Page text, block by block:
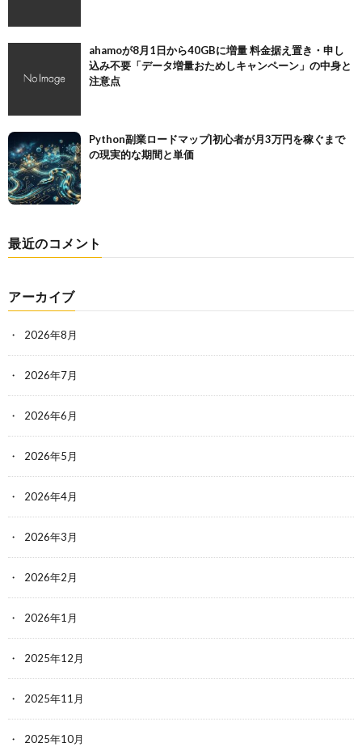
ahamoが8月1日から40GBに増量 料金据え置き・申し
込み不要「データ増量おためしキャンペーン」の中身と
注意点
Python副業ロードマップ|初心者が月3万円を稼ぐまで
の現実的な期間と単価
最近のコメント
アーカイブ
2026年8月
2026年7月
2026年6月
2026年5月
2026年4月
2026年3月
2026年2月
2026年1月
2025年12月
2025年11月
2025年10月